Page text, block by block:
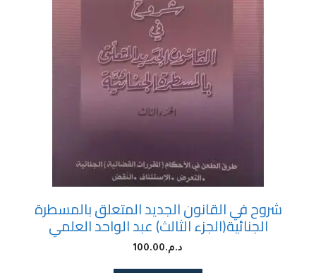
شروح في القانون الجديد المتعلق بالمسطرة
الجنائية(الجزء الثالث) عبد الواحد العلمي
د.م.100.00